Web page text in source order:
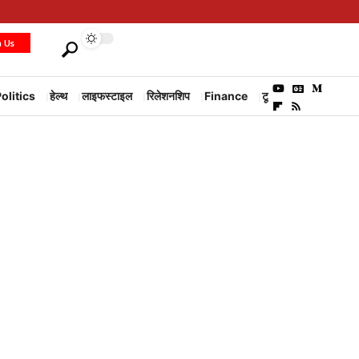
Us
हेल्थ लाइफस्टाइल रिलेशनशिप Finance टूरिज्म